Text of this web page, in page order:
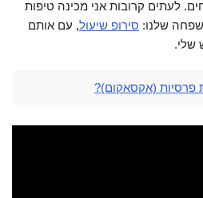
לעתים קרובות אני מכינה טיפות
שלנו: סירופ שיעול, עם אותם
שלי.
פרסיות (אקסאקום)?